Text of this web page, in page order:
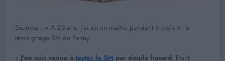
Soumise : « A 23 ans, j’ai eu un maître pendant 6 mois », le
témoignage SM de Fanny
« J’en suis venue à tester le SM par simple hasard. Etant